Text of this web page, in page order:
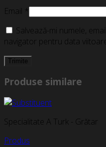
Email *
Salvează-mi numele,
navigator pentru data
Produse similare
Specialitate A Turk - Grătar
Produs